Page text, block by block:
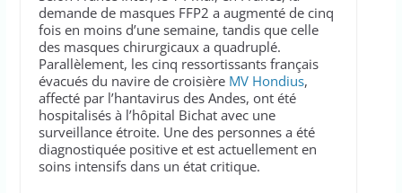
demande de masques FFP2 a augmenté de cinq
fois en moins d’une semaine, tandis que celle
des masques chirurgicaux a quadruplé.
Parallèlement, les cinq ressortissants français
évacués du navire de croisière MV Hondius,
affecté par l’hantavirus des Andes, ont été
hospitalisés à l’hôpital Bichat avec une
surveillance étroite. Une des personnes a été
diagnostiquée positive et est actuellement en
soins intensifs dans un état critique.